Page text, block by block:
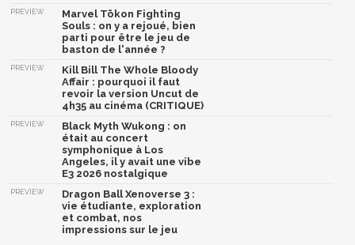
PREVIEW
Marvel Tōkon Fighting
Souls : on y a rejoué, bien
parti pour être le jeu de
baston de l'année ?
PREVIEW
Kill Bill The Whole Bloody
Affair : pourquoi il faut
revoir la version Uncut de
4h35 au cinéma (CRITIQUE)
PREVIEW
Black Myth Wukong : on
était au concert
symphonique à Los
Angeles, il y avait une vibe
E3 2026 nostalgique
PREVIEW
Dragon Ball Xenoverse 3 :
vie étudiante, exploration
et combat, nos
impressions sur le jeu